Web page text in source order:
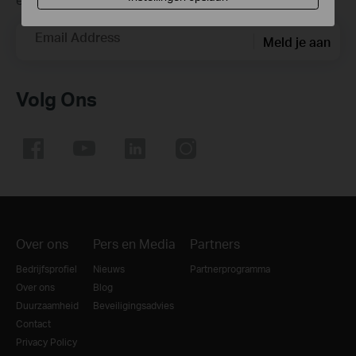
Email Address Meld je aan
Volg Ons
Over ons
Bedrijfsprofiel
Over ons
Duurzaamheid
Contact
Privacy Policy
Pers en Media
Nieuws
Blog
Beveiligingsadvies
Partners
Partnerprogramma